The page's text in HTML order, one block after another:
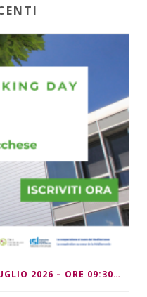
ESG NETWORKING DAY – 3 LUGLIO 2026 – ORE 09:30/13:00